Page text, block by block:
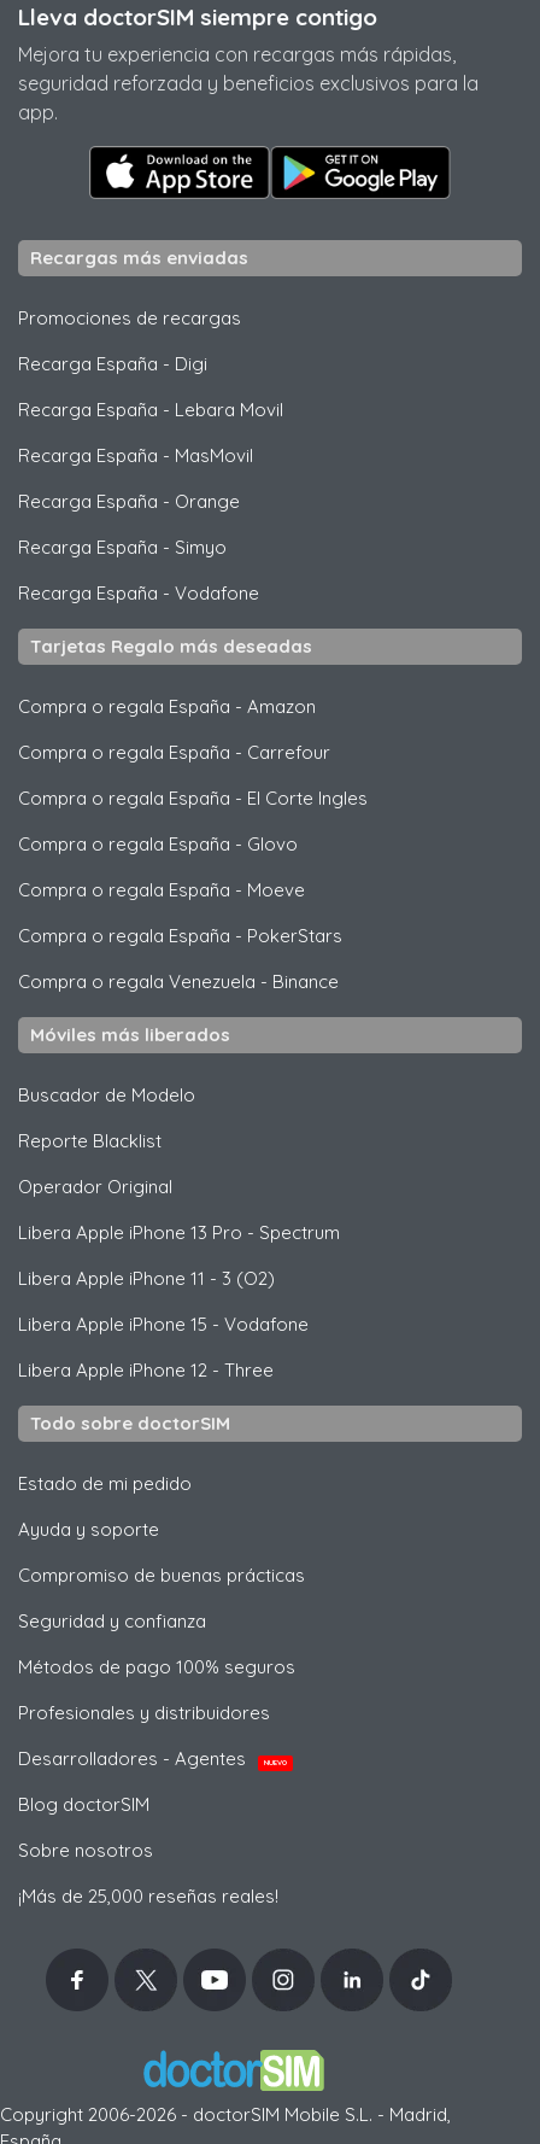
Lleva doctorSIM siempre contigo
Mejora tu experiencia con recargas más rápidas,
seguridad reforzada y beneficios exclusivos para la
app.
Recargas más enviadas
Promociones de recargas
Recarga España - Digi
Recarga España - Lebara Movil
Recarga España - MasMovil
Recarga España - Orange
Recarga España - Simyo
Recarga España - Vodafone
Tarjetas Regalo más deseadas
Compra o regala España - Amazon
Compra o regala España - Carrefour
Compra o regala España - El Corte Ingles
Compra o regala España - Glovo
Compra o regala España - Moeve
Compra o regala España - PokerStars
Compra o regala Venezuela - Binance
Móviles más liberados
Buscador de Modelo
Reporte Blacklist
Operador Original
Libera Apple iPhone 13 Pro - Spectrum
Libera Apple iPhone 11 - 3 (O2)
Libera Apple iPhone 15 - Vodafone
Libera Apple iPhone 12 - Three
Todo sobre doctorSIM
Estado de mi pedido
Ayuda y soporte
Compromiso de buenas prácticas
Seguridad y confianza
Métodos de pago 100% seguros
Profesionales y distribuidores
Desarrolladores - Agentes
NUEVO
Blog doctorSIM
Sobre nosotros
¡Más de 25,000 reseñas reales!
Copyright 2006-2026 - doctorSIM Mobile S.L. - Madrid,